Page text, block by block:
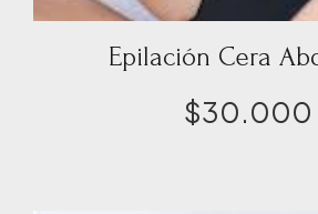
Epilación Cera
$30.000